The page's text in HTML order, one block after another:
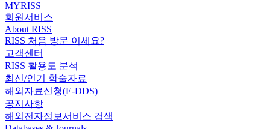
MYRISS
회원서비스
About RISS
RISS 처음 방문 이세요?
고객센터
RISS 활용도 분석
최신/인기 학술자료
해외자료신청(E-DDS)
공지사항
해외전자정보서비스 검색